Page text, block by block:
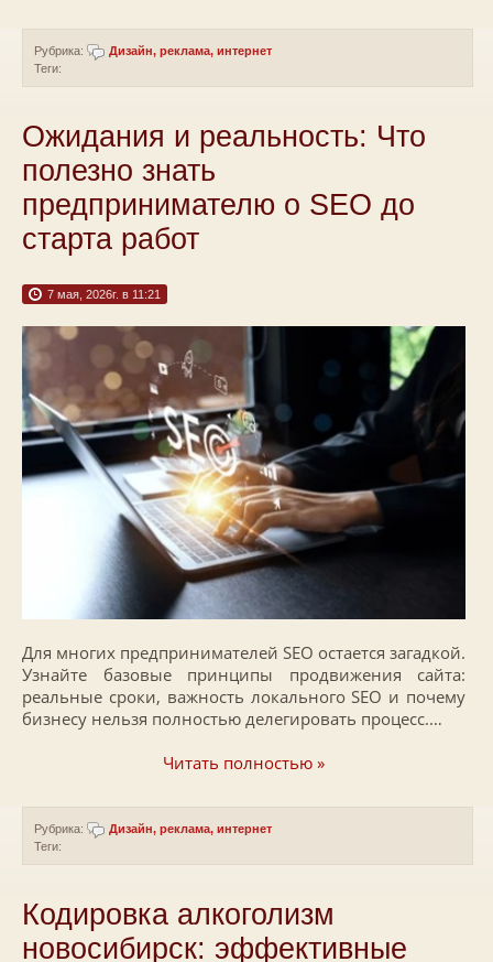
Рубрика:
Дизайн, реклама, интернет
Теги:
Ожидания и реальность: Что
полезно знать
предпринимателю о SEO до
старта работ
7 мая, 2026г. в 11:21
Для многих предпринимателей SEO остается загадкой.
Узнайте базовые принципы продвижения сайта:
реальные сроки, важность локального SEO и почему
бизнесу нельзя полностью делегировать процесс.…
Читать полностью »
Рубрика:
Дизайн, реклама, интернет
Теги:
Кодировка алкоголизм
новосибирск: эффективные